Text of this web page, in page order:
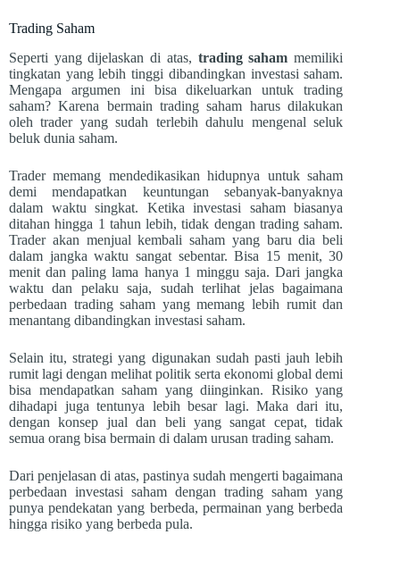
Trading Saham
Seperti yang dijelaskan di atas, trading saham memiliki
tingkatan yang lebih tinggi dibandingkan investasi saham.
Mengapa argumen ini bisa dikeluarkan untuk trading
saham? Karena bermain trading saham harus dilakukan
oleh trader yang sudah terlebih dahulu mengenal seluk
beluk dunia saham.
Trader memang mendedikasikan hidupnya untuk saham
demi mendapatkan keuntungan sebanyak-banyaknya
dalam waktu singkat. Ketika investasi saham biasanya
ditahan hingga 1 tahun lebih, tidak dengan trading saham.
Trader akan menjual kembali saham yang baru dia beli
dalam jangka waktu sangat sebentar. Bisa 15 menit, 30
menit dan paling lama hanya 1 minggu saja. Dari jangka
waktu dan pelaku saja, sudah terlihat jelas bagaimana
perbedaan trading saham yang memang lebih rumit dan
menantang dibandingkan investasi saham.
Selain itu, strategi yang digunakan sudah pasti jauh lebih
rumit lagi dengan melihat politik serta ekonomi global demi
bisa mendapatkan saham yang diinginkan. Risiko yang
dihadapi juga tentunya lebih besar lagi. Maka dari itu,
dengan konsep jual dan beli yang sangat cepat, tidak
semua orang bisa bermain di dalam urusan trading saham.
Dari penjelasan di atas, pastinya sudah mengerti bagaimana
perbedaan investasi saham dengan trading saham yang
punya pendekatan yang berbeda, permainan yang berbeda
hingga risiko yang berbeda pula.